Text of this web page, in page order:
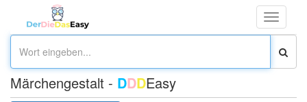
Toggle
Märchengestalt - DDDEasy